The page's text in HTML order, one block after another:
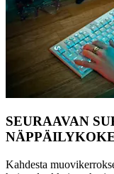
SEURAAVAN
Kahdesta